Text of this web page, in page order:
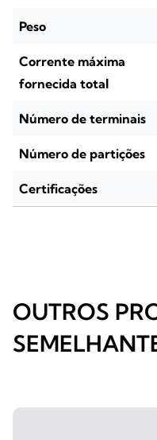
Peso
Corrente máxima
fornecida total
Número de terminais
Número de partições
Certificações
OUTROS